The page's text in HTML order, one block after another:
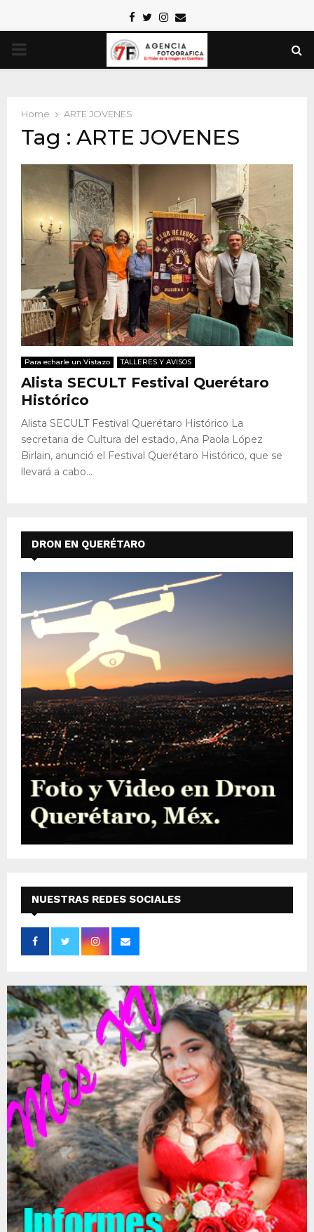
Facebook
TwitterInstagram
Email
PRIMARY
Home ARTE JOVENES
Tag : ARTE JOVENES
Para echarle un Vistazo TALLERES Y AVISOS
Alista SECULT Festival Querétaro
Histórico
Alista SECULT Festival Querétaro Histórico La
secretaria de Cultura del estado, Ana Paola López
Birlain, anunció el Festival Querétaro Histórico, que se
llevará a cabo...
DRON EN QUERÉTARO
NUESTRAS REDES SOCIALES